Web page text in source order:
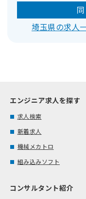
埼玉県の求人
エンジニア求人を探す
求人検索
新着求人
機械メカトロ
組み込みソフト
コンサルタント紹介